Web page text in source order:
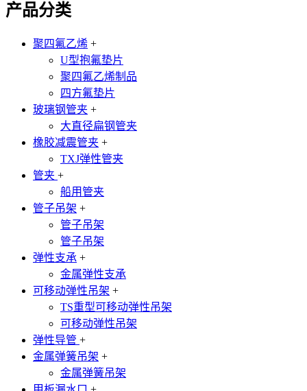
产品分类
聚四氟乙烯 +
U型抱氟垫片
聚四氟乙烯制品
四方氟垫片
玻璃钢管夹 +
大直径扁钢管夹
橡胶减震管夹 +
TXJ弹性管夹
管夹 +
船用管夹
管子吊架 +
管子吊架
管子吊架
弹性支承 +
金属弹性支承
可移动弹性吊架 +
TS重型可移动弹性吊架
可移动弹性吊架
弹性导管 +
金属弹簧吊架 +
金属弹簧吊架